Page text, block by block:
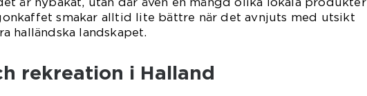
smakar alltid lite bättre när det avnjuts med utsikt
halländska landskapet.
rekreation i Halland